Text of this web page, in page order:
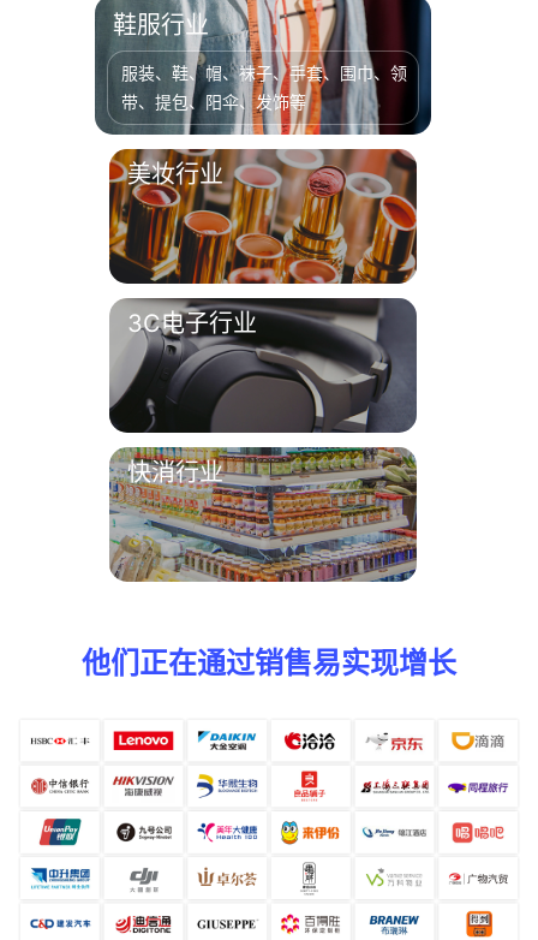
鞋服行业
服装、鞋、帽、袜子、手套、围巾、领
带、提包、阳伞、发饰等
美妆行业
美容、化妆、美发、美甲、化妆
品、护肤品等
3C电子行业
家电、平板电脑、手机等
快消行业
他们正在通过销售易实现增长